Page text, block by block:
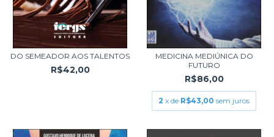
DO SEMEADOR AOS TALENTOS
R$42,00
MEDICINA MEDIÚNICA DO
FUTURO
R$86,00
2 x de R$43,00 sem juros